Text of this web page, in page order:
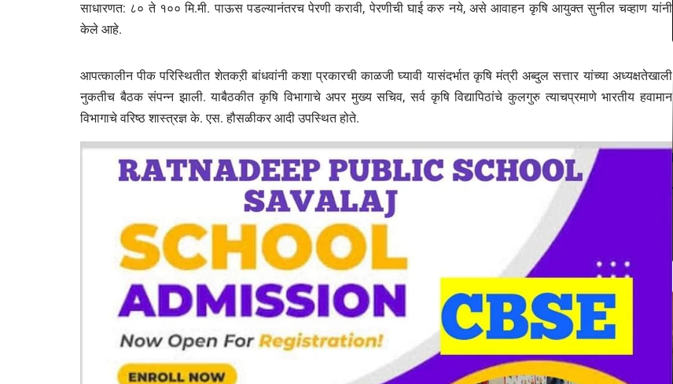
साधारणत: ८० ते १०० मि.मी. पाऊस पडल्यानंतरच पेरणी करावी, पेरणीची घाई करु नये, असे आवाहन कृषि आयुक्त सुनील चव्हाण यांनी
केले आहे.
आपत्कालीन पीक परिस्थितीत शेतकऱी बांधवांनी कशा प्रकारची काळजी घ्यावी यासंदर्भात कृषि मंत्री अब्दुल सत्तार यांच्या अध्यक्षतेखाली
नुकतीच बैठक संपन्न झाली. याबैठकीत कृषि विभागाचे अपर मुख्य सचिव, सर्व कृषि विद्यापिठांचे कुलगुरु त्याचप्रमाणे भारतीय हवामान
विभागाचे वरिष्ठ शास्त्रज्ञ के. एस. हौसळीकर आदी उपस्थित होते.